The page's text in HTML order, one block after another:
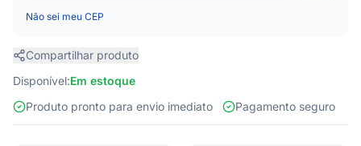
Não sei meu CEP
Compartilhar produto
Disponível:Em estoque
Produto pronto para envio imediato
Pagamento seguro